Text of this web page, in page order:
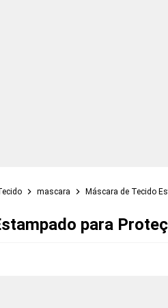
mascara Máscara de Tecido
para